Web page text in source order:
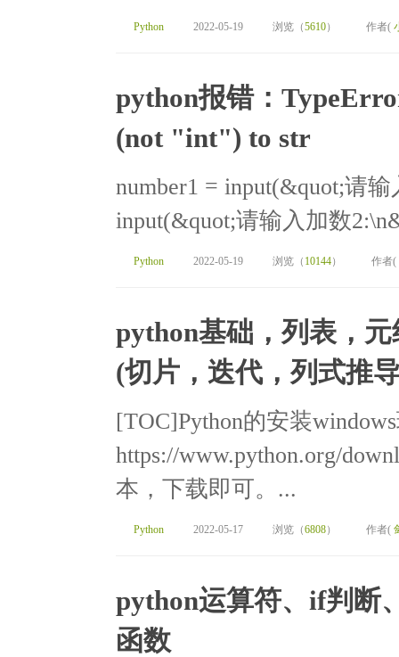
Python 2022-05-19 浏览（5610） 作者(
python报错：
(not "int") to str
number1 = input(&quot;请
input(&quot;请输入加数
Python 2022-05-19 浏览（ 10144） 作者(
python基础，列表，
(切片，迭代，列式推
[TOC]Python的安装
https://www.python.org/
本，下载即可。...
Python 2022-05-17 浏览（6808） 作者(
python运算符、if判断
函数